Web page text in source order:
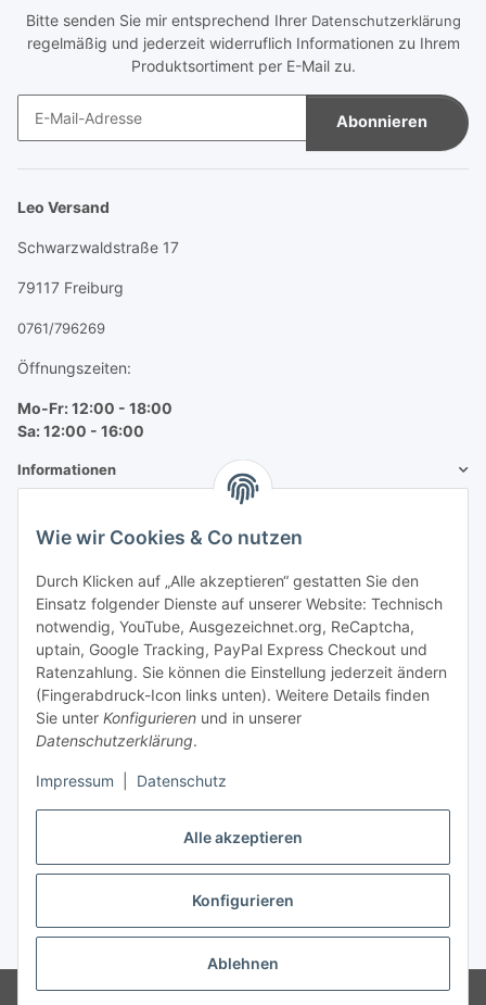
Alle akzeptieren
Konfigurieren
Ablehnen
Wie wir Cookies & Co nutzen
Durch Klicken auf „Alle akzeptieren“ gestatten Sie den
Einsatz folgender Dienste auf unserer Website: Technisch
notwendig, YouTube, Ausgezeichnet.org, ReCaptcha,
uptain, Google Tracking, PayPal Express Checkout und
Ratenzahlung. Sie können die Einstellung jederzeit ändern
(Fingerabdruck-Icon links unten). Weitere Details finden
Sie unter Konfigurieren und in unserer
Datenschutzerklärung.
Impressum Datenschutz
Bitte senden Sie mir entsprechend Ihrer Datenschutzerklärung
regelmäßig und jederzeit widerruflich Informationen zu Ihrem
Produktsortiment per E-Mail zu.
Abonnieren
Leo Versand
Schwarzwaldstraße 17
79117 Freiburg
0761/796269
Öffnungszeiten:
Mo-Fr: 12:00 - 18:00
Sa: 12:00 - 16:00
Informationen
Mehr über
Bequem zahlen
Vertrag widerrufen
* Die Preise können im Online-Shop und im unseren örtlichen Laden
** Ausgenommen Erde-, Substrat- und Palettenversand.
© 1995-2026, LeoVersand.de